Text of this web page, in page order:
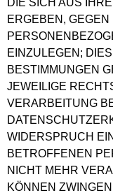
DIE SICH AUS
ERGEBEN,
EINZULEGEN;
BESTIMMUNGEN
JEWEILIGE
VERARBEITUNG
WIDERSPRUCH
BETROFFENEN
NICHT MEHR
KÖNNEN